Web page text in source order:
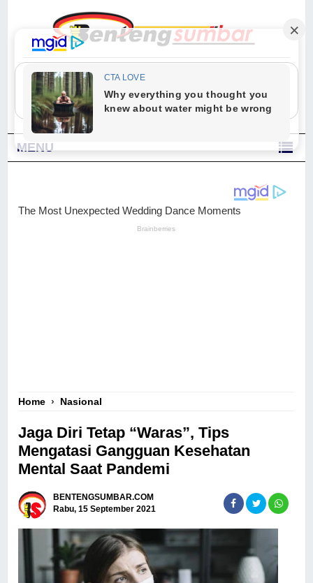
"Sesungguhnya Allah dan para malaikat-Nya berselawat untuk Nabi.
Wahai orang-orang yang beriman, berselawatlah kamu untuk Nabi dan
ucapkanlah salam dengan penuh penghormatan kepadanya." (Qs. Al
Ahzab Ayat 56)
MENU
Home › Nasional
Jaga Diri Tetap “Waras”, Tips
Mengatasi Gangguan Kesehatan
Mental Saat Pandemi
BENTENGSUMBAR.COM
Rabu, 15 September 2021